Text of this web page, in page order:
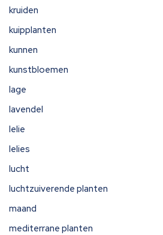
kruiden
kuipplanten
kunnen
kunstbloemen
lage
lavendel
lelie
lelies
lucht
luchtzuiverende planten
maand
mediterrane planten